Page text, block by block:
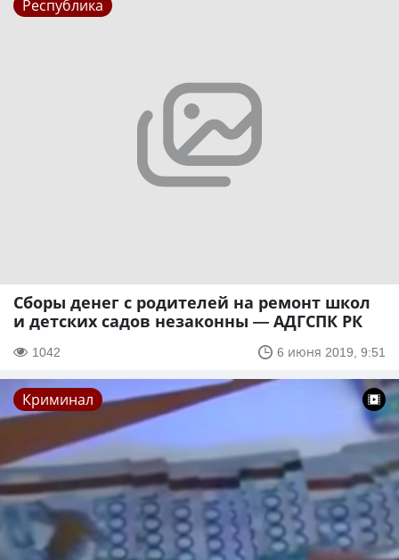
Республика
Сборы денег с родителей на ремонт школ
и детских садов незаконны — АДГСПК РК
1042 6 июня 2019, 9:51
Криминал